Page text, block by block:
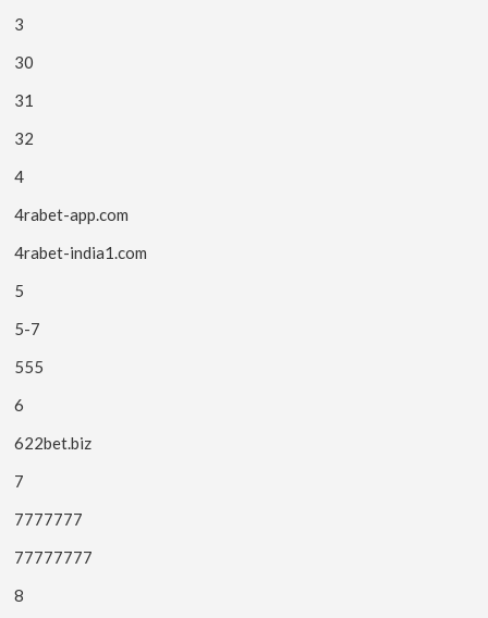
3
30
31
32
4
4rabet-app.com
4rabet-india1.com
5
5-7
555
6
622bet.biz
7
7777777
77777777
8